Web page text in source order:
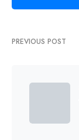
PREVIOUS POST